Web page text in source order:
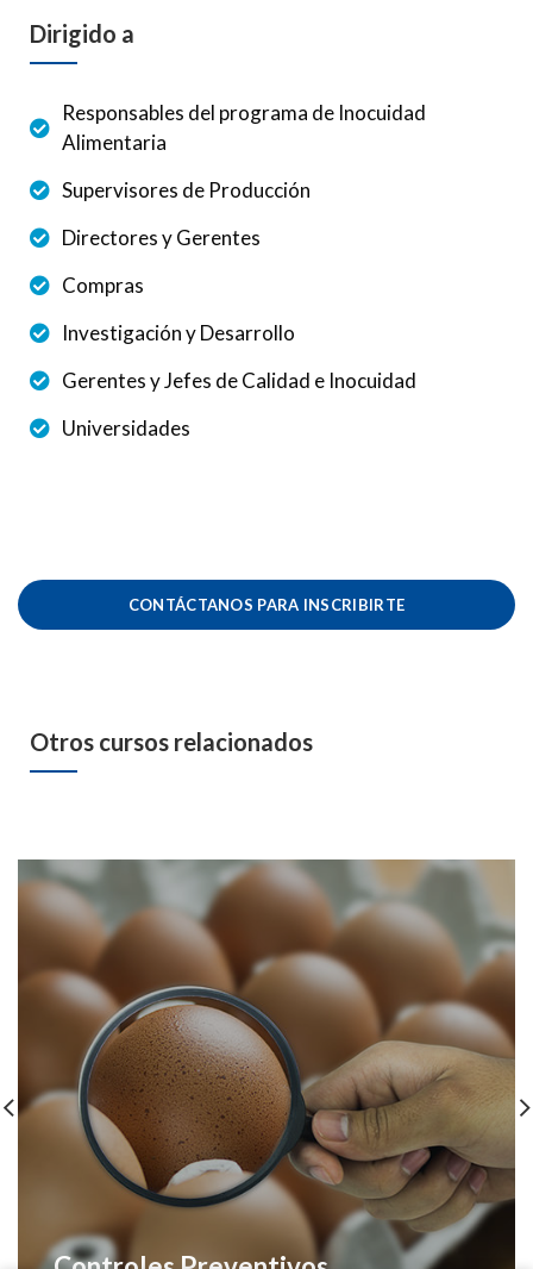
Dirigido a
Responsables del programa de Inocuidad
Alimentaria
Supervisores de Producción
Directores y Gerentes
Compras
Investigación y Desarrollo
Gerentes y Jefes de Calidad e Inocuidad
Universidades
CONTÁCTANOS PARA INSCRIBIRTE
Otros cursos relacionados